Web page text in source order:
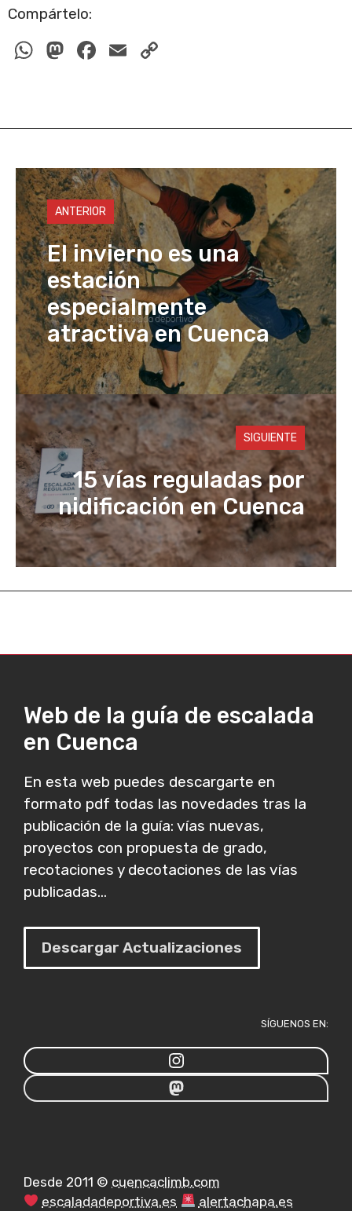
Compártelo:
W
s
p
p
M
o
o
n
F
e
o
o
k
E
y
n
k
ANTERIOR
El invierno es una
estación
especialmente
atractiva en Cuenca
SIGUIENTE
15 vías reguladas por
nidificación en Cuenca
Web de la guía de escalada
en Cuenca
En esta web puedes descargarte en
formato pdf todas las novedades tras la
publicación de la guía: vías nuevas,
proyectos con propuesta de grado,
recotaciones y decotaciones de las vías
publicadas...
Descargar Actualizaciones
SÍGUENOS EN:
Desde 2011 © cuencaclimb.com
escaladadeportiva.es
alertachapa.es